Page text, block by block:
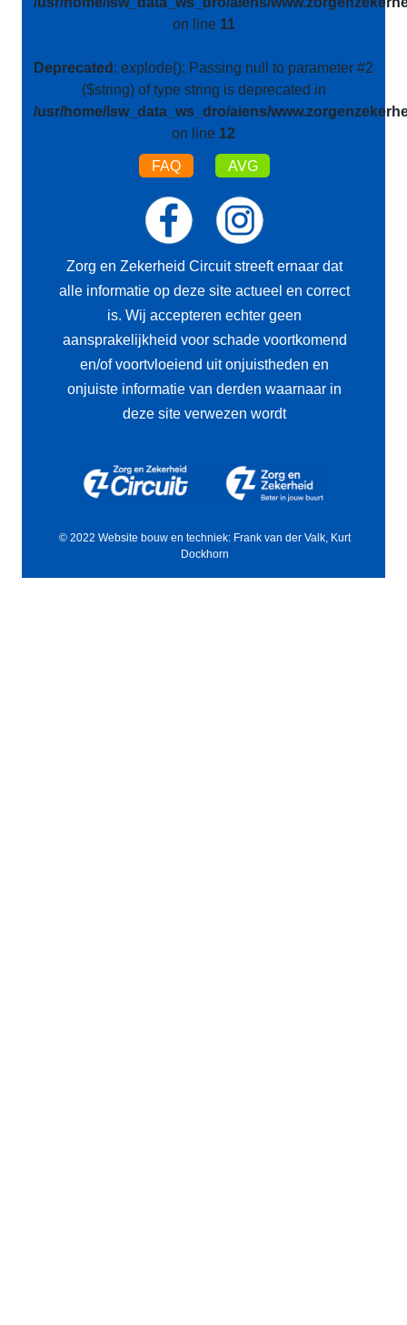
on line 11
Deprecated : explode(): Passing null to parameter #2
($string) of type string is deprecated in
/usr/home/lsw_data_ws_dro/aiens/
on line 12
FAQ AVG
Zorg en Zekerheid Circuit streeft ernaar dat
alle informatie op deze site actueel en correct
is. Wij accepteren echter geen
aansprakelijkheid voor schade voortkomend
en/of voortvloeiend uit onjuistheden en
onjuiste informatie van derden waarnaar in
deze site verwezen wordt
© 2022 Website bouw en techniek: Frank van der Valk, Kurt
Dockhorn